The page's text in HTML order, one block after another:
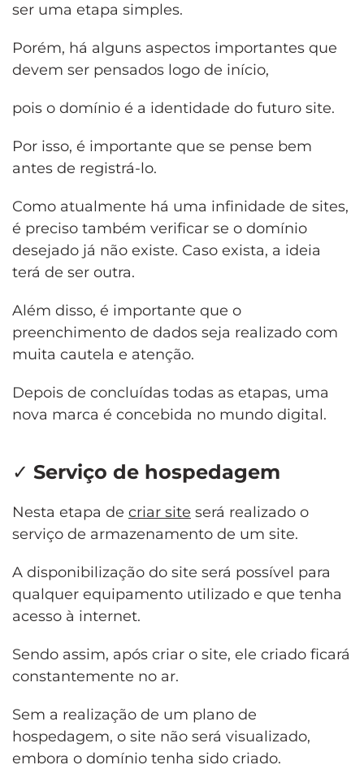
ser uma etapa simples.
Porém, há alguns aspectos importantes que
devem ser pensados logo de início,
pois o domínio é a identidade do futuro site.
Por isso, é importante que se pense bem
antes de registrá-lo.
Como atualmente há uma infinidade de sites,
é preciso também verificar se o domínio
desejado já não existe. Caso exista, a ideia
terá de ser outra.
Além disso, é importante que o
preenchimento de dados seja realizado com
muita cautela e atenção.
Depois de concluídas todas as etapas, uma
nova marca é concebida no mundo digital.
✓ Serviço de hospedagem
Nesta etapa de criar site será realizado o
serviço de armazenamento de um site.
A disponibilização do site será possível para
qualquer equipamento utilizado e que tenha
acesso à internet.
Sendo assim, após criar o site, ele criado ficará
constantemente no ar.
Sem a realização de um plano de
hospedagem, o site não será visualizado,
embora o domínio tenha sido criado.